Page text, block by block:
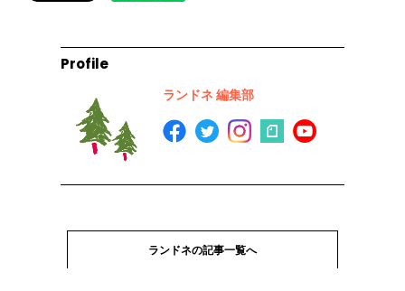
Profile
ランドネ 編集部
ランドネの記事一覧へ